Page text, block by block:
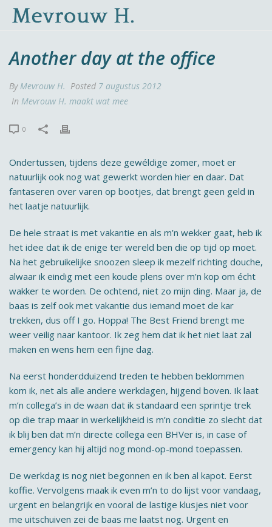
Another day at the office
ByMevrouw H. Posted 7 augustus 2012
In Mevrouw H. maakt wat mee
0
Ondertussen, tijdens deze gewéldige zomer, moet er
natuurlijk ook nog wat gewerkt worden hier en daar. Dat
fantaseren over varen op bootjes, dat brengt geen geld in
het laatje natuurlijk.
De hele straat is met vakantie en als m’n wekker gaat, heb ik
het idee dat ik de enige ter wereld ben die op tijd op moet.
Na het gebruikelijke snoozen sleep ik mezelf richting douche,
alwaar ik eindig met een koude plens over m’n kop om écht
wakker te worden. De ochtend, niet zo mijn ding. Maar ja, de
baas is zelf ook met vakantie dus iemand moet de kar
trekken, dus off I go. Hoppa! The Best Friend brengt me
weer veilig naar kantoor. Ik zeg hem dat ik het niet laat zal
maken en wens hem een fijne dag.
Na eerst honderdduizend treden te hebben beklommen
kom ik, net als alle andere werkdagen, hijgend boven. Ik laat
m’n collega’s in de waan dat ik standaard een sprintje trek
op die trap maar in werkelijkheid is m’n conditie zo slecht dat
ik blij ben dat m’n directe collega een BHVer is, in case of
emergency kan hij altijd nog mond-op-mond toepassen.
De werkdag is nog niet begonnen en ik ben al kapot. Eerst
koffie. Vervolgens maak ik even m’n to do lijst voor vandaag,
urgent en belangrijk en vooral de lastige klusjes niet voor
me uitschuiven zei de baas me laatst nog. Urgent en